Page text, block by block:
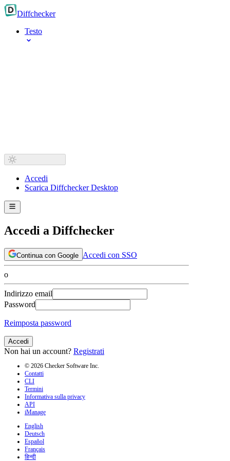
Diffchecker
Testo
Accedi
Scarica Diffchecker Desktop
Accedi a Diffchecker
Continua con Google Accedi con SSO
o
Indirizzo email
Password
Reimposta password
Accedi
Non hai un account? Registrati
© 2026 Checker Software Inc.
Contatti
CLI
Termini
Informativa sulla privacy
API
iManage
English
Deutsch
Español
Français
हिन्दी